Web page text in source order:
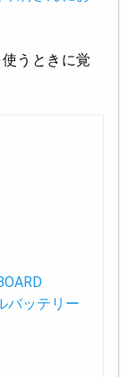
うときに覚
バッテリー